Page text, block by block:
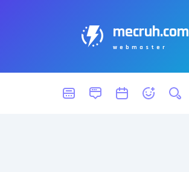
mecruh.com
webmaster